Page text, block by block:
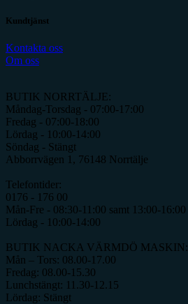
Kundtjänst
Kontakta oss
Om oss
BUTIK NORRTÄLJE:
Måndag-Torsdag - 07:00-17:00
Fredag - 07:00-18:00
Lördag - 10:00-14:00
Söndag - Stängt
Abborrvägen 1, 76148 Norrtälje
Telefontider:
0176 - 176 00
Mån-Fre - 08:30-11:00 samt 13:00-16:00
Lördag - 10:00-14:00
BUTIK NACKA VÄRMDÖ MASKIN:
Mån – Tors: 08.00-17.00
Fredag: 08.00-15.30
Lunchstängt: 11.30-12.15
Lördag: Stängt